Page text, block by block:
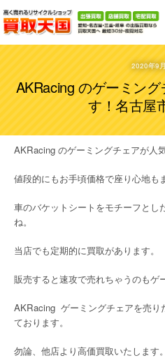
2020年9
AKRacing のゲーミン
す！名古
AKRacing のゲーミングチェアが人気
値段的にもお手頃価格で座り心地も
車のバケットシートをモチーフとし
ね。
当店でも定期的に買取があります。
販売すると速攻で売れちゃうのもゲ
AKRacing ゲーミングチェアを売り
ております。
勿論、他店より高価買取いたします。